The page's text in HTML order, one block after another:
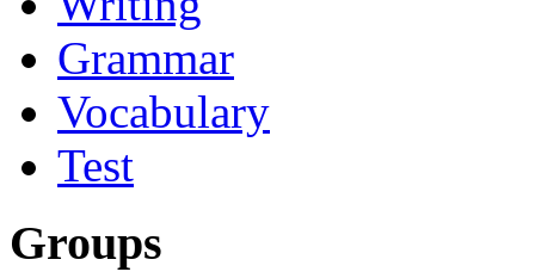
Grammar
Vocabulary
Test
Groups